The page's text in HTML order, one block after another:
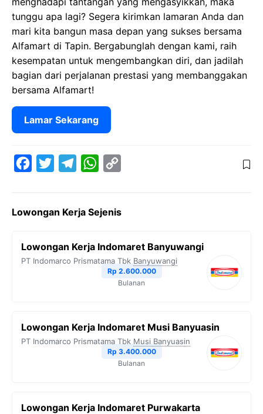
tunggu apa lagi? Segera kirimkan lamaran Anda dan
mari kita bangun masa depan yang sukses bersama
Alfamart di Tapin. Bergabunglah dengan kami, raih
kesempatan untuk mengembangkan diri, dan jadilah
bagian dari perjalanan prestasi yang membanggakan
bersama Alfamart!
Lamar Sekarang
e
o
t
e
e
r
W
t
A
y
i
n
k
Lowongan Kerja Sejenis
Lowongan Kerja Indomaret Banyuwangi
PT Indomarco Prismatama Tbk Banyuwangi
Rp 2.600.000
Bulanan
Lowongan Kerja Indomaret Musi Banyuasin
PT Indomarco Prismatama Tbk Musi Banyuasin
Rp 3.400.000
Bulanan
Lowongan Kerja Indomaret Purwakarta